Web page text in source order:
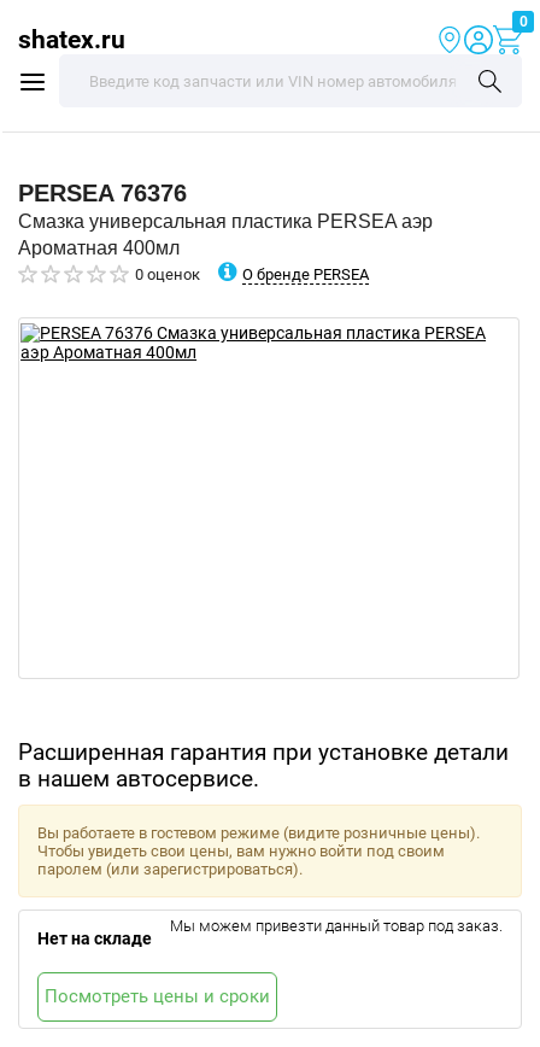
shatex.ru
0
PERSEA 76376
Смазка универсальная пластика PERSEA аэр
Ароматная 400мл
0 оценок О бренде PERSEA
Расширенная гарантия при установке детали
в нашем автосервисе.
Вы работаете в гостевом режиме (видите розничные цены).
Чтобы увидеть свои цены, вам нужно войти под своим
паролем (или зарегистрироваться).
Нет на складе
Мы можем привезти данный товар под заказ.
Посмотреть цены и сроки